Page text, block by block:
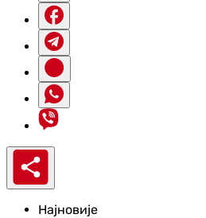
Најновије